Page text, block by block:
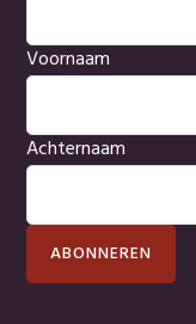
Voornaam
Achternaam
ABONNEREN